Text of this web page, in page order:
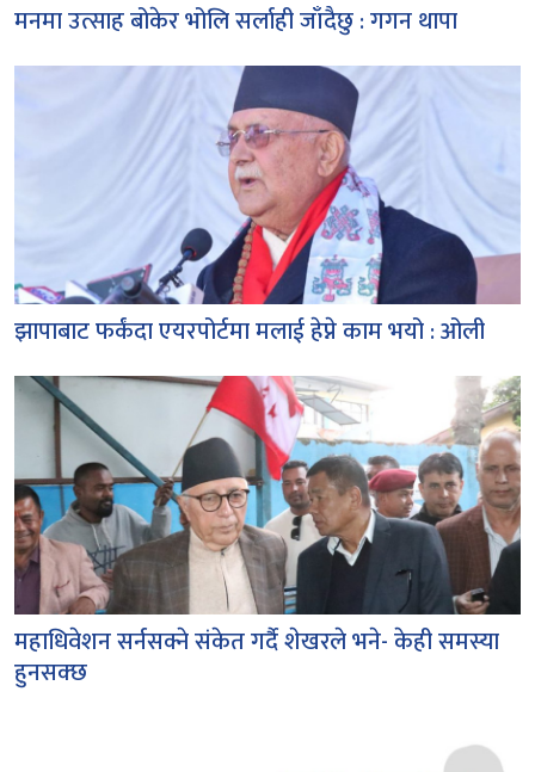
मनमा उत्साह बोकेर भोलि सर्लाही जाँदैछु : गगन थापा
झापाबाट फर्कंदा एयरपोर्टमा मलाई हेप्ने काम भयो : ओली
महाधिवेशन सर्नसक्ने संकेत गर्दै शेखरले भने- केही समस्या
हुनसक्छ